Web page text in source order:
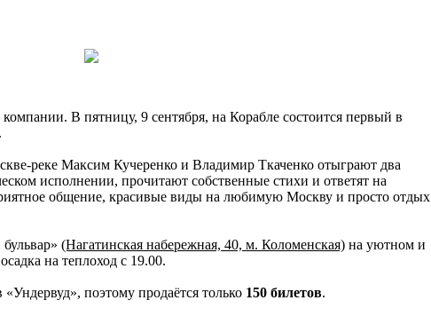
В пятницу, 9 сентября, на Корабле состоится первый в
реке Максим Кучеренко и Владимир Ткаченко отыграют два
исполнении, прочитают собственные стихи и ответят на
общение, красивые виды на любимую Москву и просто отдых
(Нагатинская набережная, 40, м. Коломенская) на уютном и
на теплоход с 19.00.
поэтому продаётся только 150 билетов.